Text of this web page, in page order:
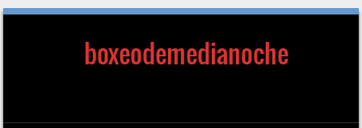
boxeodemedianoche